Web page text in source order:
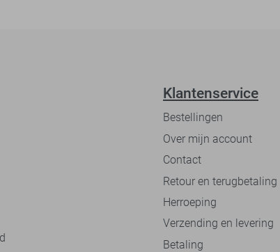
Klantenservice
Bestellingen
Over mijn account
Contact
Retour en terugbetaling
Herroeping
Verzending en levering
Betaling